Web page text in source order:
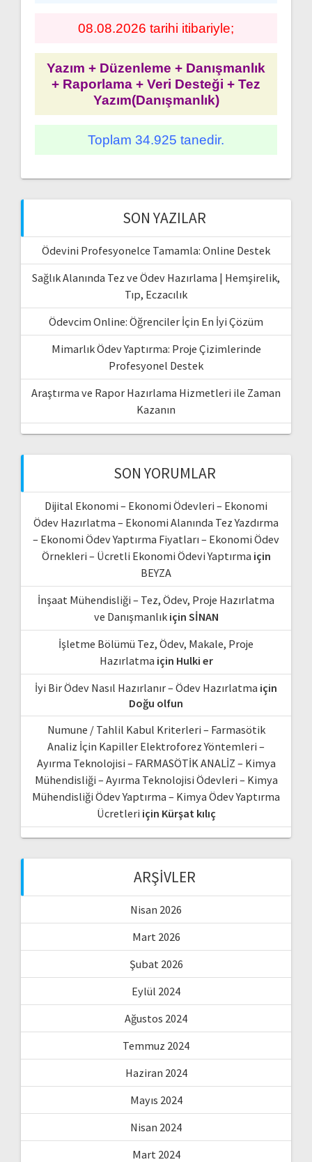
08.08.2026 tarihi itibariyle;
Yazım + Düzenleme + Danışmanlık
+ Raporlama + Veri Desteği + Tez
Yazım(Danışmanlık)
Toplam 34.925 tanedir.
SON YAZILAR
Ödevini Profesyonelce Tamamla: Online Destek
Sağlık Alanında Tez ve Ödev Hazırlama | Hemşirelik,
Tıp, Eczacılık
Ödevcim Online: Öğrenciler İçin En İyi Çözüm
Mimarlık Ödev Yaptırma: Proje Çizimlerinde
Profesyonel Destek
Araştırma ve Rapor Hazırlama Hizmetleri ile Zaman
Kazanın
SON YORUMLAR
Dijital Ekonomi – Ekonomi Ödevleri – Ekonomi
Ödev Hazırlatma – Ekonomi Alanında Tez Yazdırma
– Ekonomi Ödev Yaptırma Fiyatları – Ekonomi Ödev
Örnekleri – Ücretli Ekonomi Ödevi Yaptırma için
BEYZA
İnşaat Mühendisliği – Tez, Ödev, Proje Hazırlatma
ve Danışmanlıkiçin SİNAN
İşletme Bölümü Tez, Ödev, Makale, Proje
Hazırlatma için Hulki er
İyi Bir Ödev Nasıl Hazırlanır – Ödev Hazırlatma için
Doğu olfun
Numune / Tahlil Kabul Kriterleri – Farmasötik
Analiz İçin Kapiller Elektroforez Yöntemleri –
Ayırma Teknolojisi – FARMASÖTİK ANALİZ – Kimya
Mühendisliği – Ayırma Teknolojisi Ödevleri – Kimya
Mühendisliği Ödev Yaptırma – Kimya Ödev Yaptırma
Ücretleri için Kürşat kılıç
ARŞIVLER
Nisan 2026
Mart 2026
Şubat 2026
Eylül 2024
Ağustos 2024
Temmuz 2024
Haziran 2024
Mayıs 2024
Nisan 2024
Mart 2024